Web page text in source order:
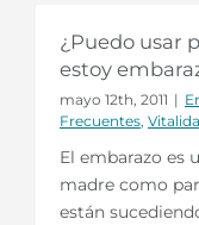
¿Puedo usar
estoy
mayo 12th, 2011 |
Frecuentes,
El embarazo es
madre como
están